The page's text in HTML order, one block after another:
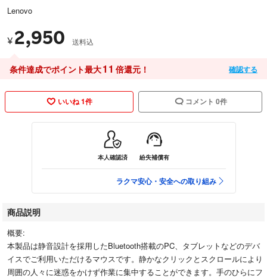
Lenovo
¥ 2,950 送料込
条件達成でポイント最大11 倍還元！ 確認する
いいね 1件 コメント 0件
本人確認済 紛失補償有
ラクマ安心・安全への取り組み
商品説明
概要:
本製品は静音設計を採用したBluetooth搭載のPC、タブレットなどのデバ
イスでご利用いただけるマウスです。静かなクリックとスクロールにより
周囲の人々に迷惑をかけず作業に集中することができます。手のひらにフ